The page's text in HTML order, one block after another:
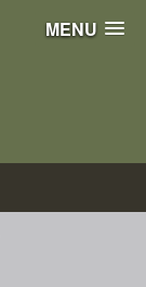
MENU